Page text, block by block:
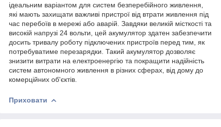
ідеальним варіантом для систем безперебійного живлення,
які мають захищати важливі пристрої від втрати живлення під
час перебоїв в мережі або аварій. Завдяки великій місткості та
високій напрузі 24 вольти, цей акумулятор здатен забезпечити
досить тривалу роботу підключених пристроїв перед тим, як
потребуватиме перезарядки. Такий акумулятор дозволяє
знизити витрати на електроенергію та покращити надійність
систем автономного живлення в різних сферах, від дому до
комерційних об'єктів.
Приховати